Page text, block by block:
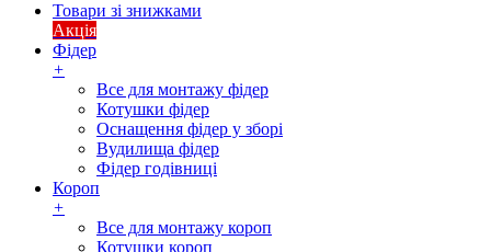
Товари зі знижками
Акція
Фідер
+
Все для монтажу фідер
Котушки фідер
Оснащення фідер у зборі
Вудилища фідер
Фідер годівниці
Короп
+
Все для монтажу короп
Котушки короп